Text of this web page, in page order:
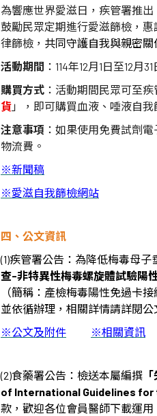
為響應世界愛滋日，疾管署推出
鼓勵民眾定期進行愛滋篩檢，
律篩檢， 共同守護自我與親密關
活動期間 ：114年12月 1日至12月 31
購買方式 ：活動期間民眾可至
貨 」，即可購買血液、唾液自我
注意事項 ：如果使用免費試劑
物流費。
※新聞稿
※愛滋自我篩檢網站
四、公文資訊
(1)疾管署公告：為降低梅毒母子
查-非特異性梅毒螺旋體試驗陽
（簡稱：產檢梅毒陽性免過卡
並依循辦理，相關詳情請詳閱公
※公文及附件
※相關資訊
(2)食藥署公告：檢送本屬編撰
of International Guidelines
款，歡迎各位會員醫師下載運